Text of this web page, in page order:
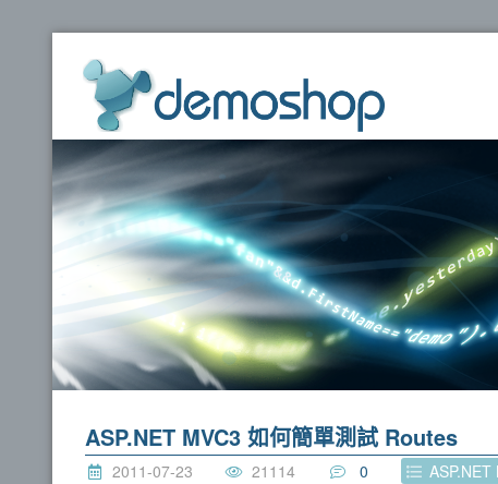
ASP.NET MVC3 如何簡單測試 Routes
2011-07-23 21114 0